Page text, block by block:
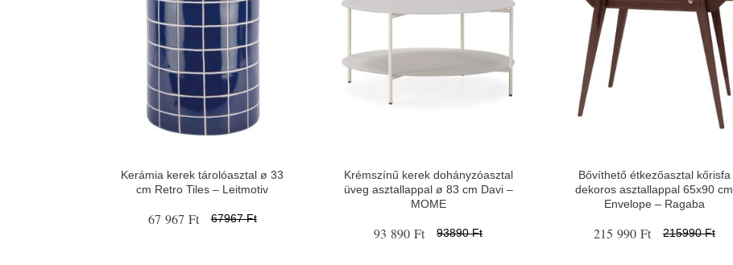
Kerámia kerek tárolóasztal ø 33
cm Retro Tiles – Leitmotiv
67 967 Ft 67967 Ft
Krémszínű kerek dohányzóasztal
üveg asztallappal ø 83 cm Davi –
MOME
93 890 Ft 93890 Ft
Bővíthető étkezőasztal kőrisfa
dekoros asztallappal 65x90 cm
Envelope – Ragaba
215 990 Ft 215990 Ft